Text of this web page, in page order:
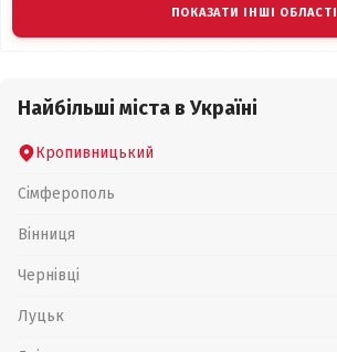
ПОКАЗАТИ ІНШІ ОБЛАСТІ
Найбільші міста в Україні
Кропивницький
Сімферополь
Вінниця
Чернівці
Луцьк